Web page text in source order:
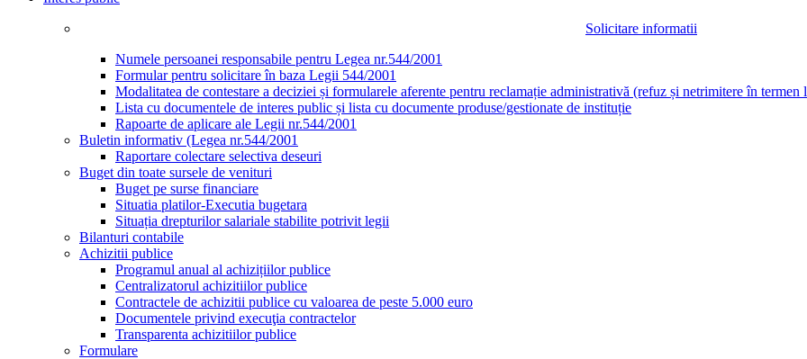
Solicitare informatii
Numele persoanei responsabile pentru Legea nr.544/2001
Formular pentru solicitare în baza Legii 544/2001
Modalitatea de contestare a deciziei și formularele aferente pentru reclamație administrativă (refuz și netrimitere în termen
Lista cu documentele de interes public și lista cu documente produse/gestionate de instituție
Rapoarte de aplicare ale Legii nr.544/2001
Buletin informativ (Legea nr.544/2001
Raportare colectare selectiva deseuri
Buget din toate sursele de venituri
Buget pe surse financiare
Situatia platilor-Executia bugetara
Situația drepturilor salariale stabilite potrivit legii
Bilanturi contabile
Achizitii publice
Programul anual al achizițiilor publice
Centralizatorul achizitiilor publice
Contractele de achizitii publice cu valoarea de peste 5.000 euro
Documentele privind execuţia contractelor
Transparenta achizitiilor publice
Formulare